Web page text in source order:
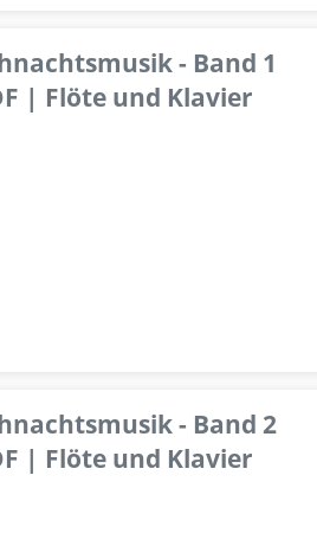
- Band 1
| Flöte und Klavier
- Band 2
| Flöte und Klavier